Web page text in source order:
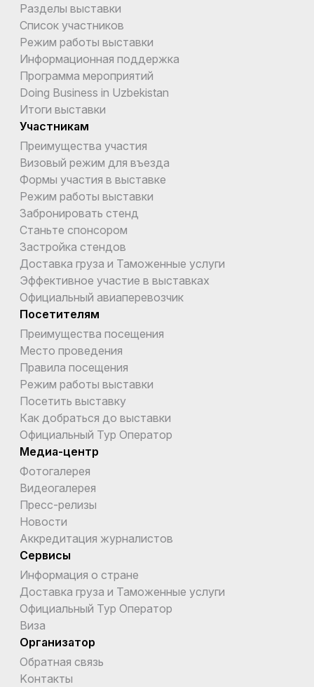
Разделы выставки
Список участников
Режим работы выставки
Информационная поддержка
Программа мероприятий
Doing Business in Uzbekistan
Итоги выставки
Участникам
Преимущества участия
Визовый режим для въезда
Формы участия в выставке
Режим работы выставки
Забронировать стенд
Станьте спонсором
Застройка стендов
Доставка груза и Таможенные услуги
Эффективное участие в выставках
Официальный авиаперевозчик
Посетителям
Преимущества посещения
Место проведения
Правила посещения
Режим работы выставки
Посетить выставку
Как добраться до выставки
Официальный Тур Оператор
Медиа-центр
Фотогалерея
Видеогалерея
Пресс-релизы
Новости
Аккредитация журналистов
Сервисы
Информация о стране
Доставка груза и Таможенные услуги
Официальный Тур Оператор
Виза
Организатор
Обратная связь
Kонтакты